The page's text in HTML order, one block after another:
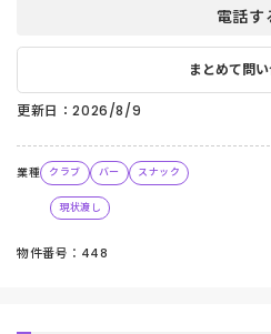
電話す
まとめて問
更新日：2026/8/9
業種 クラブ バー スナック
現状渡し
物件番号：448